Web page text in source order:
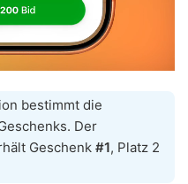
bestimmt die
Der
Geschenk #1, Platz 2